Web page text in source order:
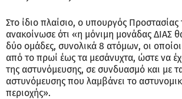
Στο ίδιο πλαίσιο, ο υπουργός Προστασίας
ανακοίνωσε ότι «η μόνιμη μονάδας ΔΙΑΣ
δύο ομάδες, συνολικά 8 ατόμων, οι
από το πρωί έως τα μεσάνυχτα, ώστε να
της αστυνόμευσης, σε συνδυασμό και με
αστυνόμευσης που λαμβάνει το
περιοχής».